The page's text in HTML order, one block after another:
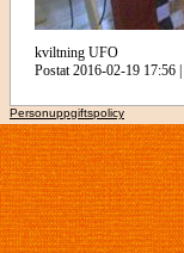
kviltning UFO
Postat 2016-02-19 17:56 |
Personuppgiftspolicy